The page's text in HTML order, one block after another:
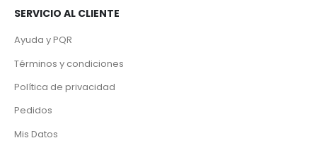
SERVICIO AL CLIENTE
Ayuda y PQR
Términos y condiciones
Política de privacidad
Pedidos
Mis Datos